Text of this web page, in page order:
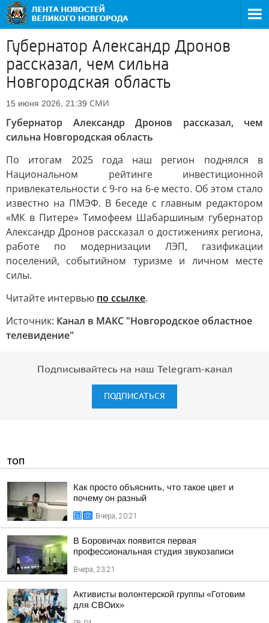
Губернатор Александр Дронов
рассказал, чем сильна
Новгородская область
15 июня 2026, 21:39 СМИ
Губернатор Александр Дронов рассказал, чем
сильна Новгородская область
По итогам 2025 года наш регион поднялся в
Национальном рейтинге инвестиционной
привлекательности с 9-го на 6-е место. Об этом стало
известно на ПМЭФ. В беседе с главным редактором
«МК в Питере» Тимофеем Шабаршиным губернатор
Александр Дронов рассказал о достижениях региона,
работе по модернизации ЛЭП, газификации
поселений, событийном туризме и личном месте
силы.
Читайте интервью по ссылке.
Источник: Канал в МАКС "Новгородское областное
телевидение"
Подписывайтесь на наш Telegram-канал
ПОДПИСАТЬСЯ
ТОП
Как просто объяснить, что такое цвет и
почему он разный
Вчера, 20:21
В Боровичах появится первая
профессиональная студия звукозаписи
Вчера, 23:21
Активисты волонтерской группы «Готовим
для СВОих»